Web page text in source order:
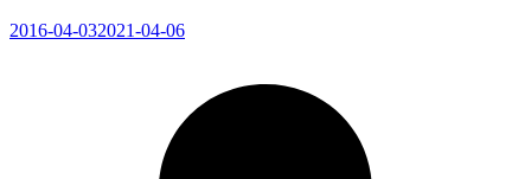
2016-04-032021-04-06